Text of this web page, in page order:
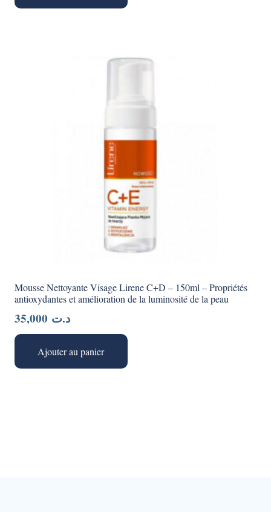
Mousse Nettoyante Visage Lirene C+D – 150ml – Propriétés
antioxydantes et amélioration de la luminosité de la peau
د.ت
Ajouter au panier